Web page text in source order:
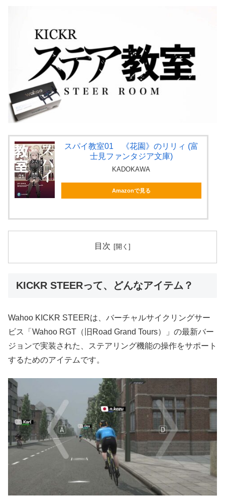
スパイ教室01 《花園》のリリィ (富
士見ファンタジア文庫)
KADOKAWA
Amazonで見る
目次
KICKR STEERって、どんなアイテム？
Wahoo KICKR STEERは、バーチャルサイクリングサー
ビス「Wahoo RGT（旧Road Grand Tours）」の最新バー
ジョンで実装された、ステアリング機能の操作をサポート
するためのアイテムです。